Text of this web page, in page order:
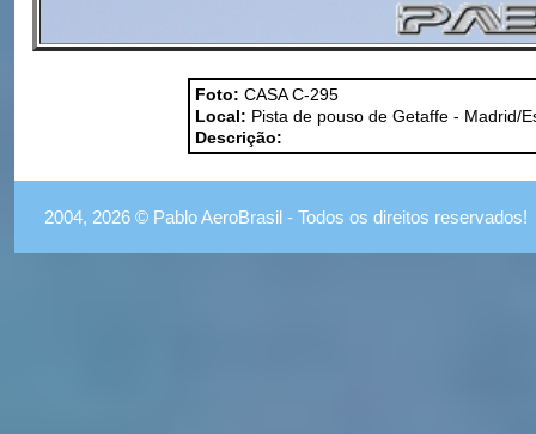
Foto: CASA C-295
Local: Pista de pouso de Getaffe - Madrid/
Descrição:
2004, 2026 © Pablo AeroBrasil - Todos os direitos reservados!